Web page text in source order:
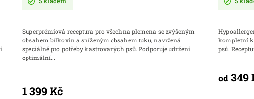
1 399 Kč
Superprémiová receptura pro všechna plemena se zvýšeným
obsahem bílkovin a sníženým obsahem tuku, navržená
speciálně pro potřeby kastrovaných psů. Podporuje udržení
optimální...
a s bílou
od 349
kompletní
psů.